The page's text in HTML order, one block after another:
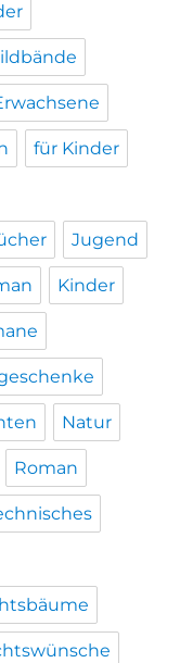
für Kinder
Jugend
Kinder
Natur
Roman